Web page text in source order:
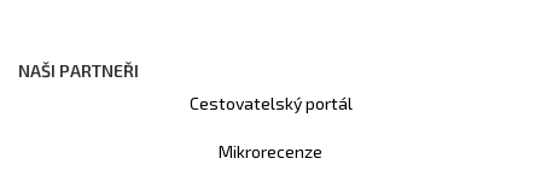
NAŠI PARTNEŘI
Cestovatelský portál
Mikrorecenze